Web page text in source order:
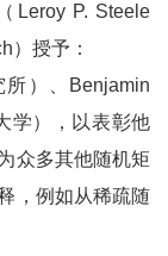
Leroy P. Steele
）授予：
）、Benjamin
学），以表彰他
众多其他随机矩
，例如从稀疏随